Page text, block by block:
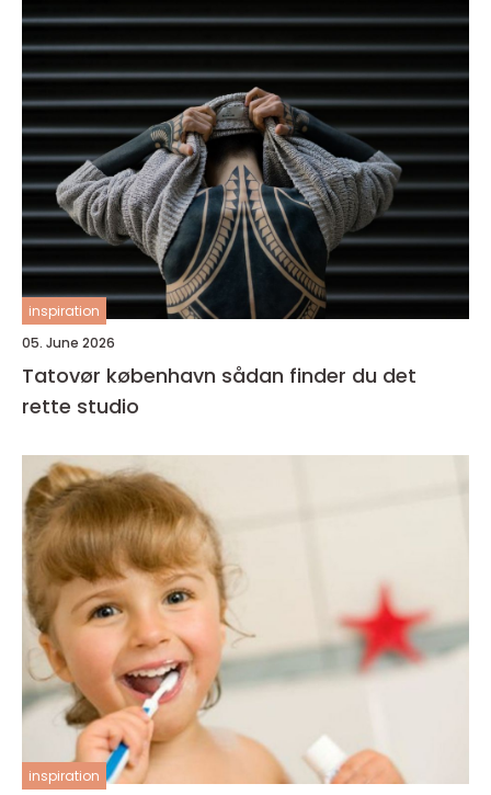
inspiration
05. June 2026
Tatovør københavn sådan finder du det
rette studio
inspiration